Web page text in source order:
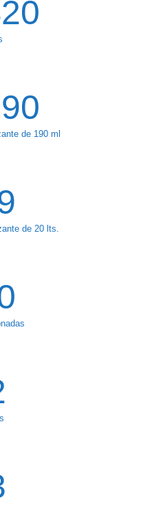
de 190 ml
de 20 lts.